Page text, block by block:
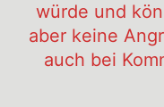
würde und
aber keine
auch bei